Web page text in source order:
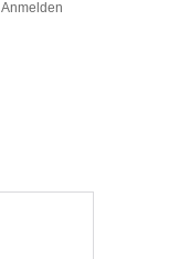
Anmelden